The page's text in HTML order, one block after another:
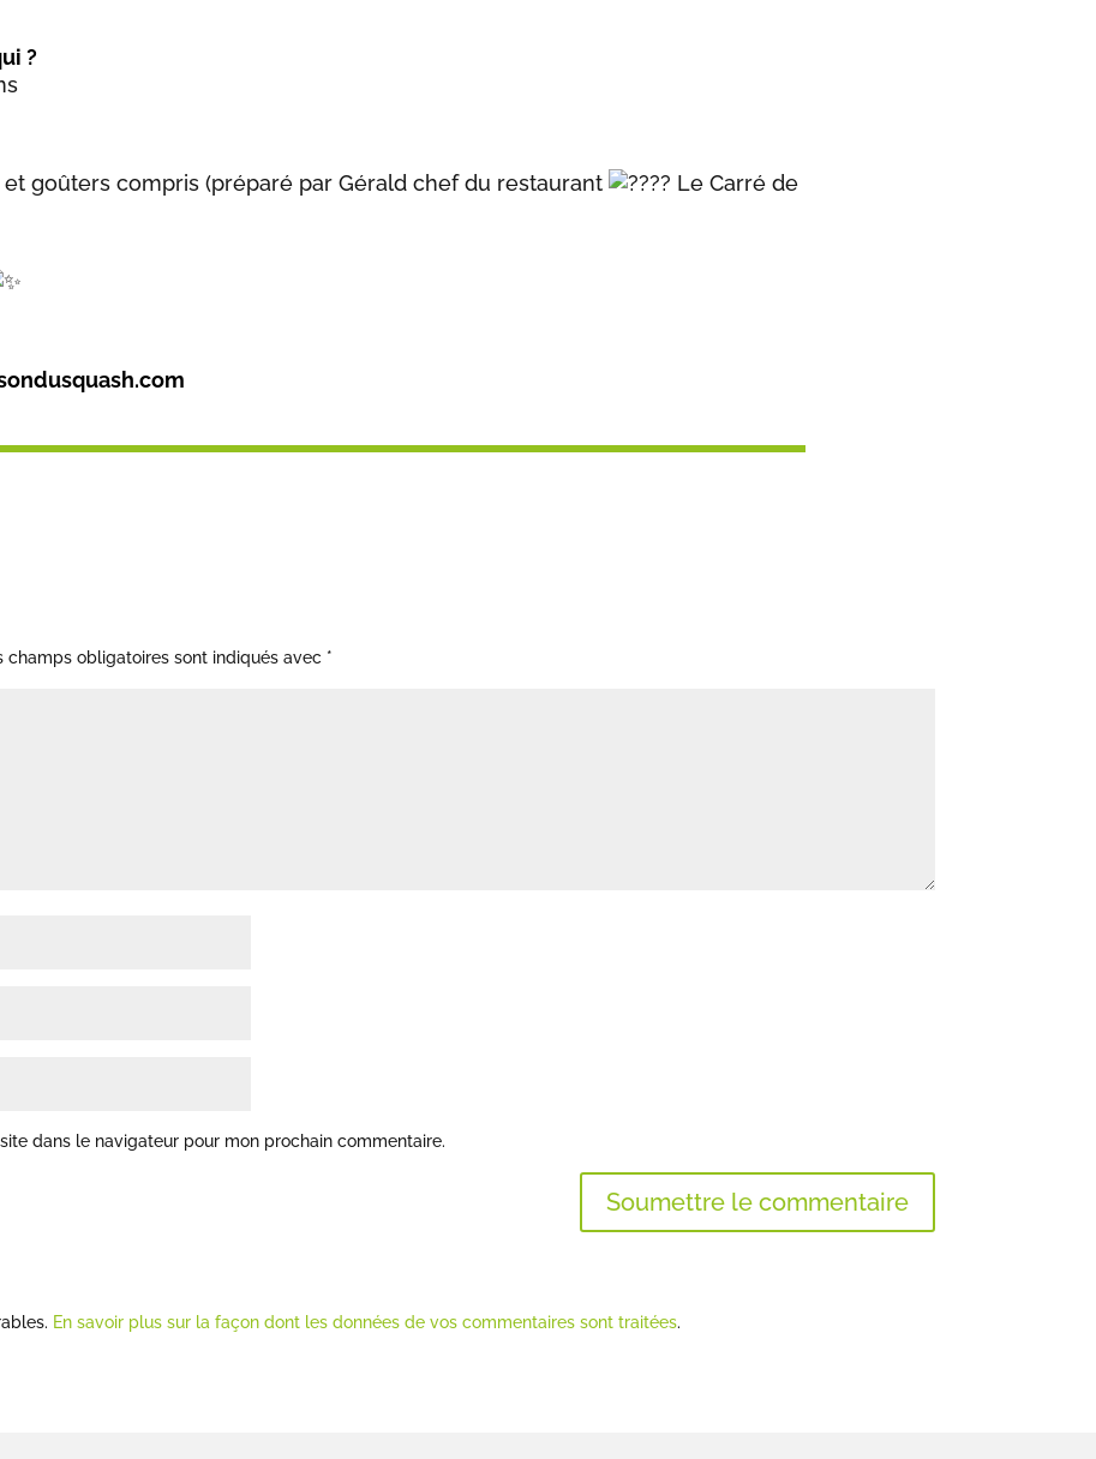
?
goûters compris (préparé par Gérald chef du restaurant
Le Carré de
champs obligatoires sont indiqués avec *
dans le navigateur pour mon prochain commentaire.
Soumettre le commentaire
En savoir plus sur la façon dont les données de vos commentaires sont traitées.